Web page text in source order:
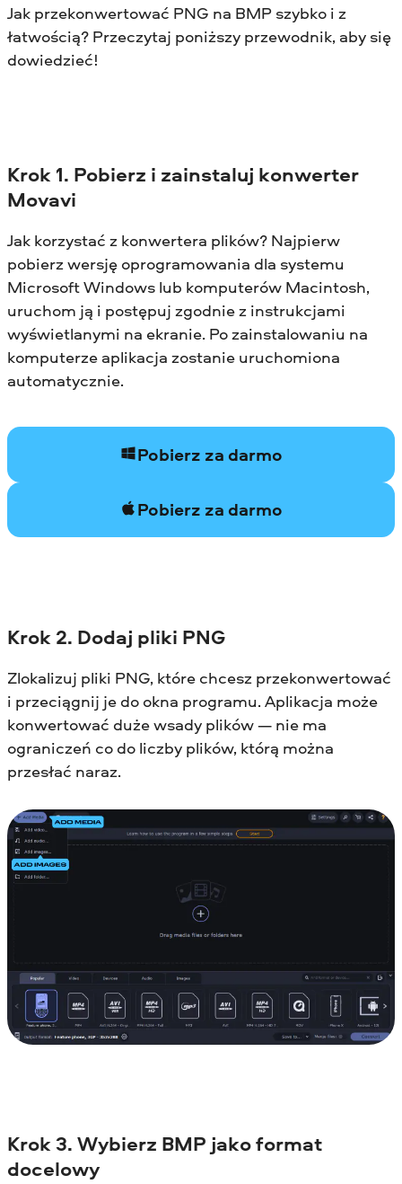
Jak przekonwertować PNG na BMP szybko i z
łatwością? Przeczytaj poniższy przewodnik, aby się
dowiedzieć!
Krok 1. Pobierz i zainstaluj konwerter
Movavi
Jak korzystać z konwertera plików? Najpierw
pobierz wersję oprogramowania dla systemu
Microsoft Windows lub komputerów Macintosh,
uruchom ją i postępuj zgodnie z instrukcjami
wyświetlanymi na ekranie. Po zainstalowaniu na
komputerze aplikacja zostanie uruchomiona
automatycznie.
Pobierz za darmo
Pobierz za darmo
Krok 2. Dodaj pliki PNG
Zlokalizuj pliki PNG, które chcesz przekonwertować
i przeciągnij je do okna programu. Aplikacja może
konwertować duże wsady plików — nie ma
ograniczeń co do liczby plików, którą można
przesłać naraz.
Krok 3. Wybierz BMP jako format
docelowy